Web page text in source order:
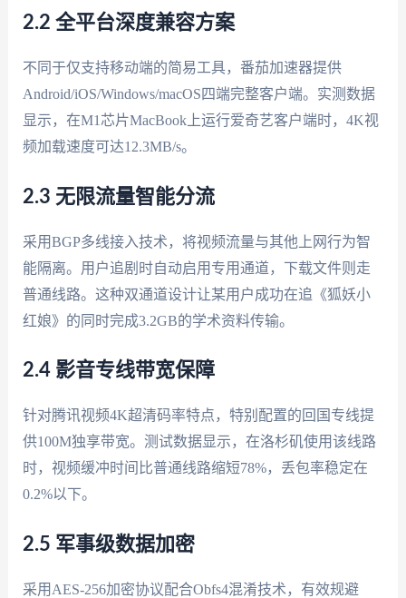
2.2 全平台深度兼容方案
不同于仅支持移动端的简易工具，番茄加速器提供
Android/iOS/Windows/macOS四端完整客户端。实测数据
显示，在M1芯片MacBook上运行爱奇艺客户端时，4K视
频加载速度可达12.3MB/s。
2.3 无限流量智能分流
采用BGP多线接入技术，将视频流量与其他上网行为智
能隔离。用户追剧时自动启用专用通道，下载文件则走
普通线路。这种双通道设计让某用户成功在追《狐妖小
红娘》的同时完成3.2GB的学术资料传输。
2.4 影音专线带宽保障
针对腾讯视频4K超清码率特点，特别配置的回国专线提
供100M独享带宽。测试数据显示，在洛杉矶使用该线路
时，视频缓冲时间比普通线路缩短78%，丢包率稳定在
0.2%以下。
2.5 军事级数据加密
采用AES-256加密协议配合Obfs4混淆技术，有效规避